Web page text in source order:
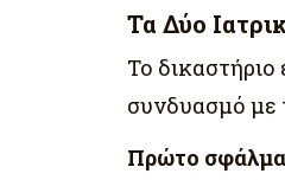
Τα Δύο
Το δικαστήριο
συνδυασμό με
Πρώτο